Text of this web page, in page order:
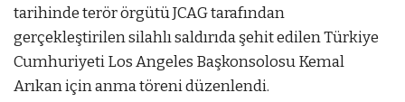
tarihinde terör örgütü JCAG tarafından
gerçekleştirilen silahlı saldırıda şehit edilen Türkiye
Cumhuriyeti Los Angeles Başkonsolosu Kemal
Arıkan için anma töreni düzenlendi.